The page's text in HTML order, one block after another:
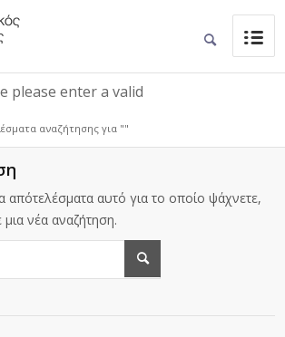
please enter a valid
αναζήτησης για ""
απότελέσματα αυτό για το οποίο ψάχνετε,
μια νέα αναζήτηση.